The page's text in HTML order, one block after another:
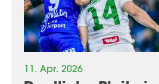
11. Apr. 2026